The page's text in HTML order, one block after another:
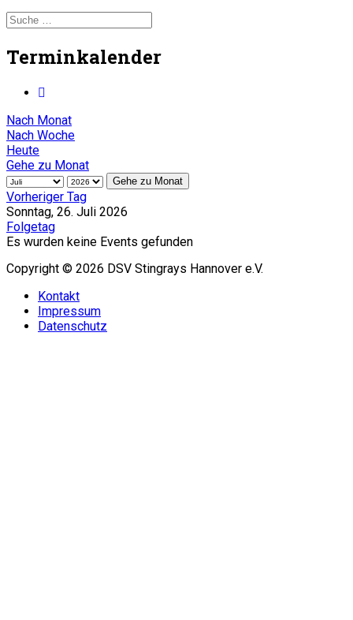
Terminkalender
Nach Monat
Nach Woche
Heute
Gehe zu Monat
Gehe zu Monat
Vorheriger Tag
Sonntag, 26. Juli 2026
Folgetag
Es wurden keine Events gefunden
Copyright © 2026 DSV Stingrays Hannover e.V.
Kontakt
Impressum
Datenschutz